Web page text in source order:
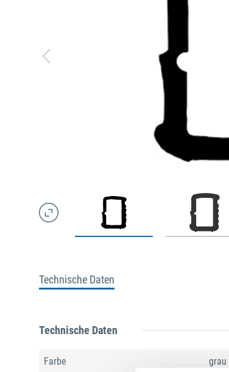
Technische Daten
Technische Daten
Farbe grau